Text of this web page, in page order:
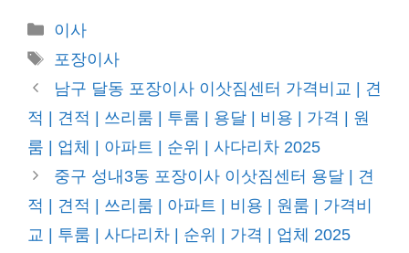
카
테
리
이사
태
그
포장이사
남구 달동 포장이사 이삿짐센터 가격비교 | 견
적 | 견적 | 쓰리룸 | 투룸 | 용달 | 비용 | 가격 | 원
룸 | 업체 | 아파트 | 순위 | 사다리차 2025
중구 성내3동 포장이사 이삿짐센터 용달 | 견
적 | 견적 | 쓰리룸 | 아파트 | 비용 | 원룸 | 가격비
교 | 투룸 | 사다리차 | 순위 | 가격 | 업체 2025